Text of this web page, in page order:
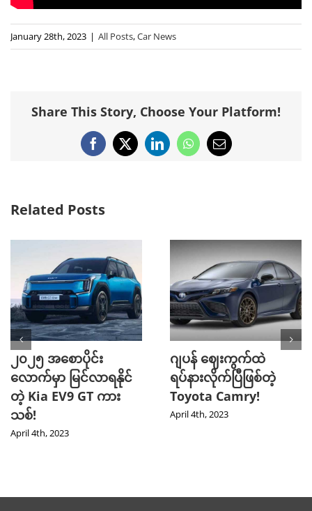
January 28th, 2023 | All Posts,Car News
Share This Story, Choose Your Platform!
Facebook
X LinkedInWhatsApp
Email
Related Posts
၂၀၂၅ အစောပိုင်း
လောက်မှာ မြင်လာရနိုင်
တဲ့ Kia EV9 GT ကား
သစ်!
April 4th, 2023
ဂျပန် ဈေးကွက်ထဲ
ရပ်နားလိုက်ပြီဖြစ်တဲ့
Toyota Camry!
April 4th, 2023